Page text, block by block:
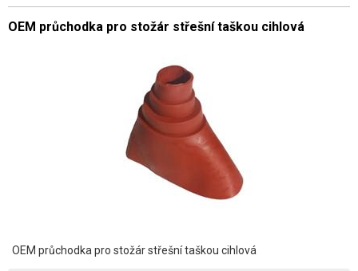
OEM průchodka pro stožár střešní taškou cihlová
OEM průchodka pro stožár střešní taškou cihlová